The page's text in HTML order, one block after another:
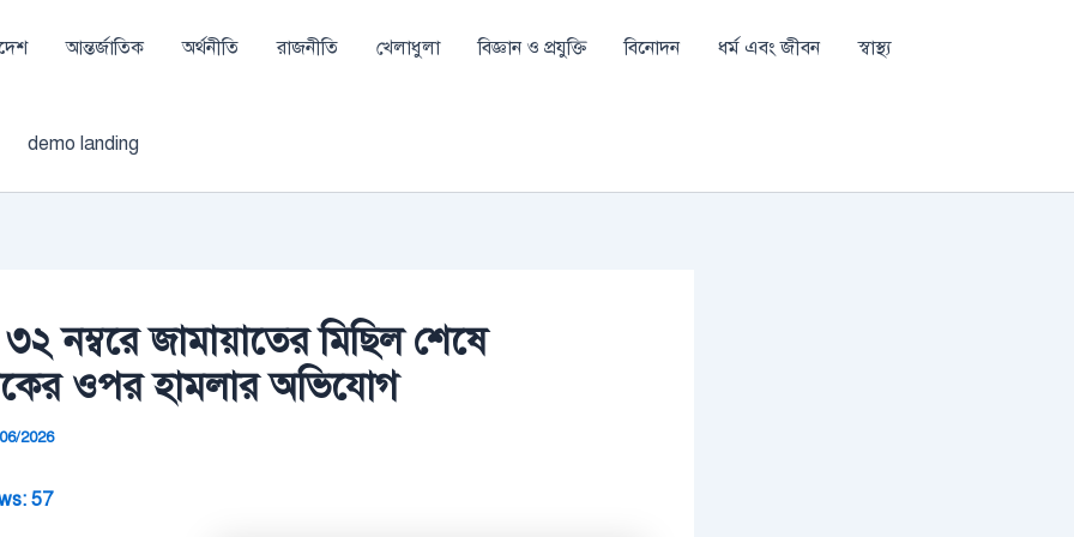
আন্তর্জাতিক অর্থনীতি রাজনীতি খেলাধুলা বিজ্ঞান ও প্রযুক্তি বিনোদন ধর্ম এবং জীবন স্বাস্থ্য
demo landing
৩২ নম্বরে জামায়াতের মিছিল শেষে
ওপর হামলার অভিযোগ
2026
57